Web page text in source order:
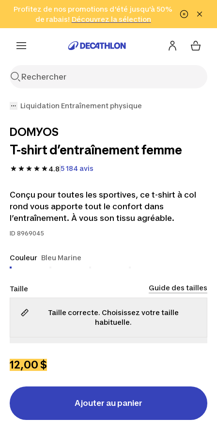
Aller à la recherche Aller au contenu Aller au pied de
Profitez de nos promotions d'été jusqu'à 50%
de rabais! Découvrez la sélection
Cliquez ici
en seulement 2 h!
(Zones sélectionnées)
Liquidation Entraînement physique
DOMYOS
T-shirt d’entraînement femme
4.85 184 avis
Conçu pour toutes les sportives, ce t-shirt à col
rond vous apporte tout le confort dans
l’entraînement. À vous son tissu agréable.
ID 8969045
Couleur Bleu Marine
Taille Guide des tailles
Taille correcte. Choisissez votre taille
habituelle.
12,00 $
Ajouter au panier